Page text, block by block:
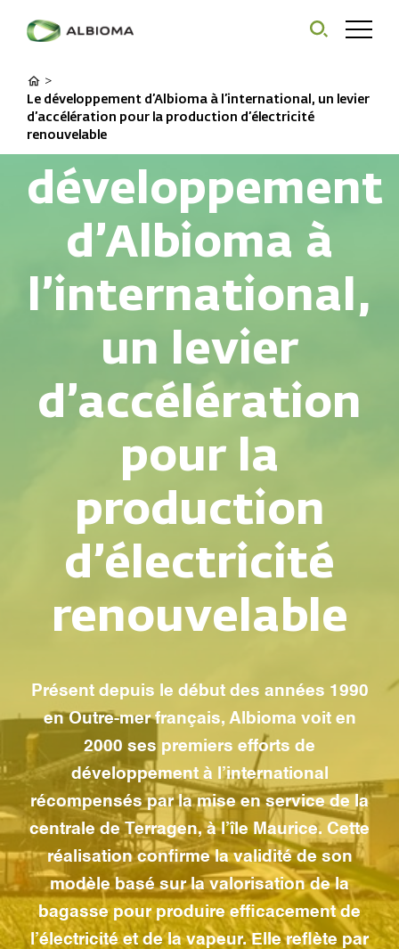
>
Le développement d’Albioma à l’international, un levier
d’accélération pour la production d’électricité
renouvelable
Le
développement
d’Albioma à
l’international,
un levier
d’accélération
pour la
production
d’électricité
renouvelable
Présent depuis le début des années 1990
en Outre-mer français, Albioma voit en
2000 ses premiers efforts de
développement à l’international
récompensés par la mise en service de la
centrale de Terragen, à l’île Maurice. Cette
réalisation confirme la validité de son
modèle basé sur la valorisation de la
bagasse pour produire efficacement de
l’électricité et de la vapeur. Elle reflète par